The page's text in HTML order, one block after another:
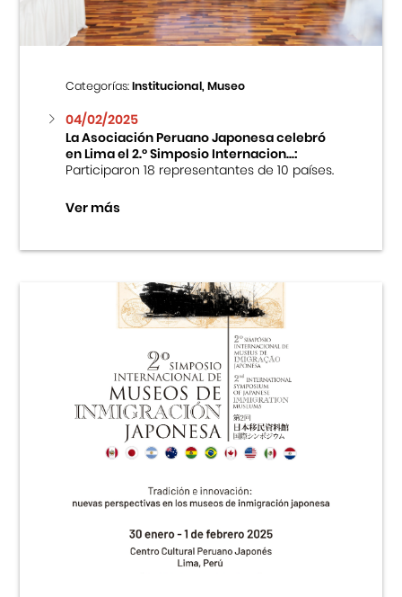
Categorías:Institucional, Museo
04/02/2025
La Asociación Peruano Japonesa celebró
en Lima el 2.º Simposio Internacion...:
Participaron 18 representantes de 10 países.
Ver más